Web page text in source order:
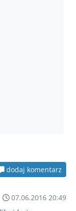
dodaj komentarz
07.06.2016 20:49